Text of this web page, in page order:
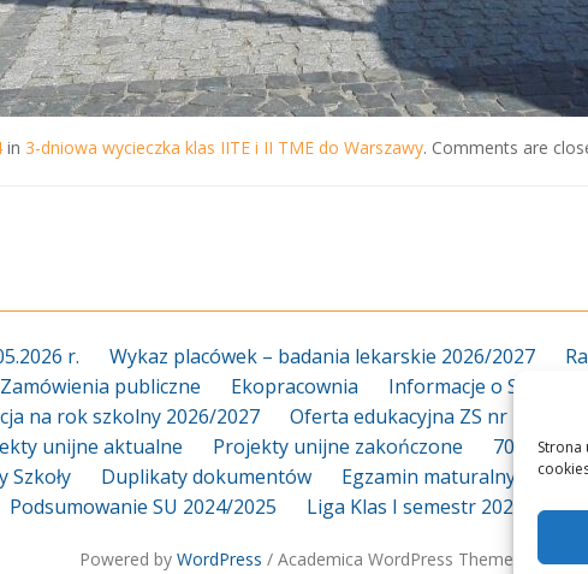
Strona
in 3-dniowa wycieczka klas IITE i II TME do Warszawy. Comments are
r. Wykaz placówek – badania lekarskie 2026/2027
Zamówienia publiczne Ekopracownia Informacje o Szkole
na rok szkolny 2026/2027 Oferta edukacyjna ZS nr 18 2026/
unijne aktualne Projekty unijne zakończone 70-lecie
Szkoły Duplikaty dokumentów Egzamin maturalny
Podsumowanie SU 2024/2025 Liga Klas I semestr 2025_2026
Powered by WordPress / Academica WordPress Theme by